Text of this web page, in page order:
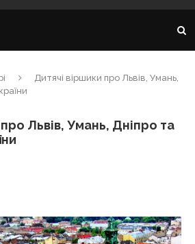
Дитячі віршики про Львів, Умань,
Львів, Умань, Дніпро та